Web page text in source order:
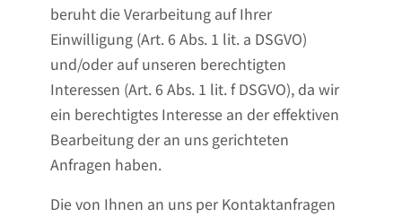
beruht die Verarbeitung auf Ihrer
Einwilligung (Art. 6 Abs. 1 lit. a DSGVO)
und/oder auf unseren berechtigten
Interessen (Art. 6 Abs. 1 lit. f DSGVO), da wir
ein berechtigtes Interesse an der effektiven
Bearbeitung der an uns gerichteten
Anfragen haben.
Die von Ihnen an uns per Kontaktanfragen